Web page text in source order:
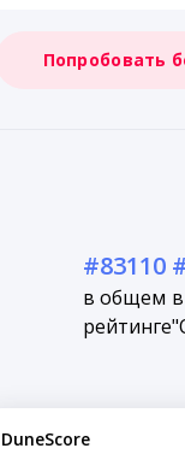
Попробовать
#83110
в общем
рейтинге
DuneScore